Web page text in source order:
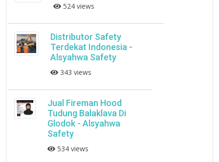
524 views
Distributor Safety
Terdekat Indonesia -
Alsyahwa Safety
343 views
Jual Fireman Hood
Tudung Balaklava Di
Glodok - Alsyahwa
Safety
534 views